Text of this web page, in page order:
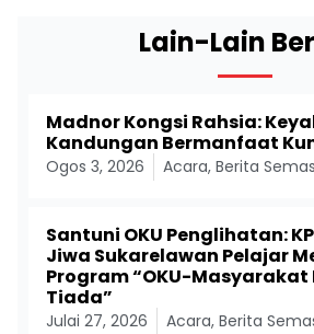
Lain-Lain
Madnor Kongsi Rahsia:
Kandungan Bermanfaat
Ogos 3, 2026 Acara, Berita
Santuni OKU Penglihatan:
Jiwa Sukarelawan Pelajar
Program “OKU-Masyarakat
Tiada”
Julai 27, 2026 Acara, Berita